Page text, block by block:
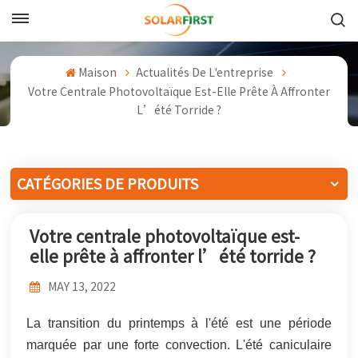
English
中文
Русский
Español
日本語
Maison
Actualités De L'entreprise
Votre Centrale Photovoltaïque Est-Elle Prête À Affronter
L’été Torride ?
CATÉGORIES DE PRODUITS
Votre centrale photovoltaïque est-
elle prête à affronter l’été torride ?
MAY 13, 2022
La transition du printemps à l'été est une période
marquée par une forte convection. L'été caniculaire